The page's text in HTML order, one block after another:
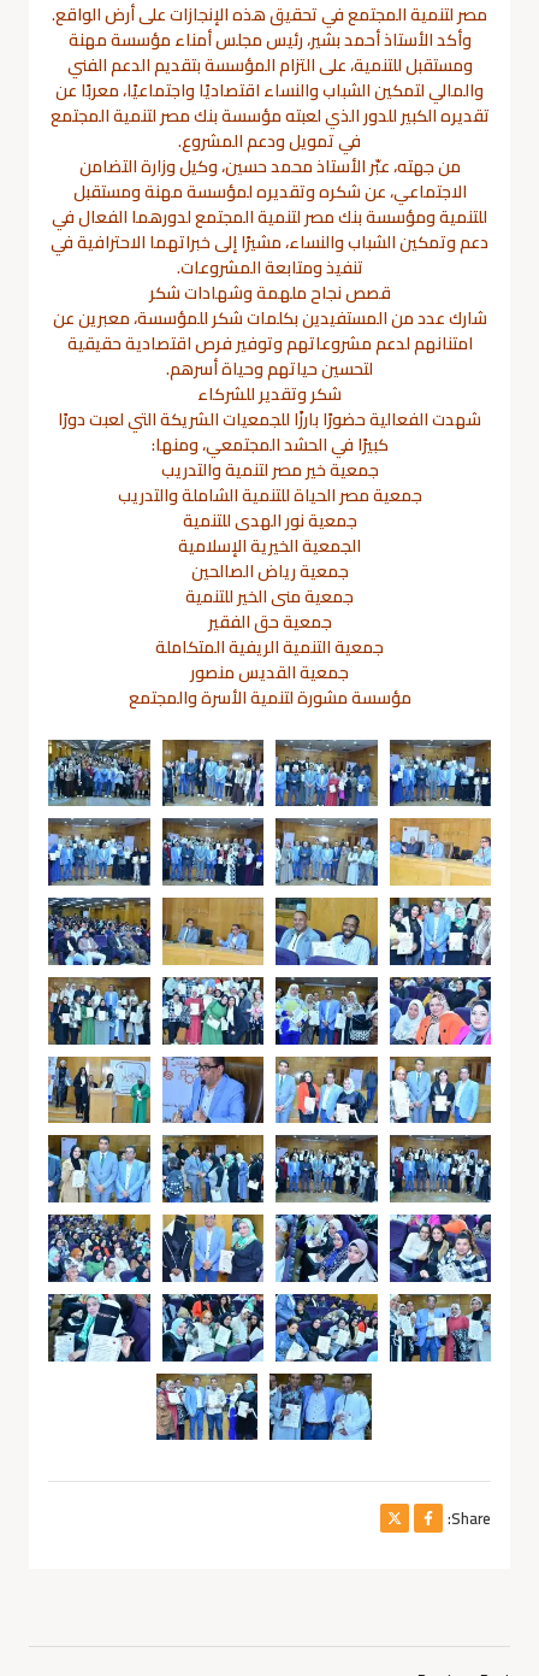
مصر لتنمية المجتمع في تحقيق هذه الإنجازات على أرض الواقع.
وأكد الأستاذ أحمد بشير، رئيس مجلس أمناء مؤسسة مهنة
ومستقبل للتنمية، على التزام المؤسسة بتقديم الدعم الفني
والمالي لتمكين الشباب والنساء اقتصاديًا واجتماعيًا، معربًا عن
تقديره الكبير للدور الذي لعبته مؤسسة بنك مصر لتنمية المجتمع
في تمويل ودعم المشروع.
من جهته، عبّر الأستاذ محمد حسين، وكيل وزارة التضامن
الاجتماعي، عن شكره وتقديره لمؤسسة مهنة ومستقبل
للتنمية ومؤسسة بنك مصر لتنمية المجتمع لدورهما الفعال في
دعم وتمكين الشباب والنساء، مشيرًا إلى خبراتهما الاحترافية في
تنفيذ ومتابعة المشروعات.
قصص نجاح ملهمة وشهادات شكر
شارك عدد من المستفيدين بكلمات شكر للمؤسسة، معبرين عن
امتنانهم لدعم مشروعاتهم وتوفير فرص اقتصادية حقيقية
لتحسين حياتهم وحياة أسرهم.
شكر وتقدير للشركاء
شهدت الفعالية حضورًا بارزًا للجمعيات الشريكة التي لعبت دورًا
كبيرًا في الحشد المجتمعي، ومنها:
جمعية خير مصر لتنمية والتدريب
جمعية مصر الحياة للتنمية الشاملة والتدريب
جمعية نور الهدى للتنمية
الجمعية الخيرية الإسلامية
جمعية رياض الصالحين
جمعية منى الخير للتنمية
جمعية حق الفقير
جمعية التنمية الريفية المتكاملة
جمعية القديس منصور
مؤسسة مشورة لتنمية الأسرة والمجتمع
Share: